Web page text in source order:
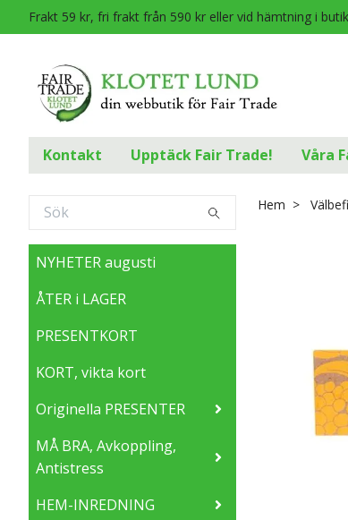
Frakt 59 kr, fri frakt från 590 kr eller vid hämtning i
Kontakt Upptäck Fair Trade! Våra
NYHETER augusti
ÅTER i LAGER
PRESENTKORT
KORT, vikta kort
Originella PRESENTER
MÅ BRA, Avkoppling,
Antistress
HEM-INREDNING
Hem